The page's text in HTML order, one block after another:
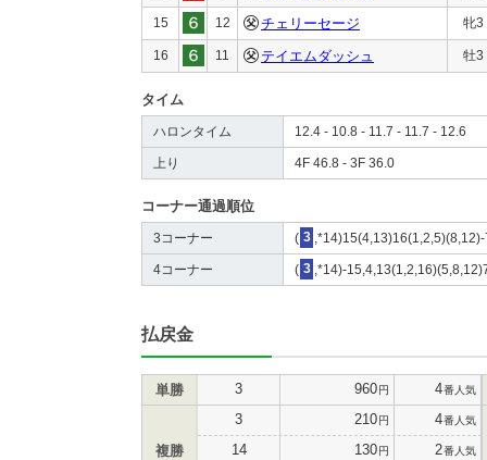
15 12 チェリーセージ 牝3
16 11 テイエムダッシュ 牡3
タイム
ハロンタイム 12.4 - 10.8 - 11.7 - 11.7 - 12.6
上り 4F 46.8 - 3F 36.0
コーナー通過順位
3コーナー ( 3
4コーナー ( 3 ,*14)-
払戻金
単勝 3 960円 4番人気
複勝
3 210円 4番人気
14 130円 2番人気